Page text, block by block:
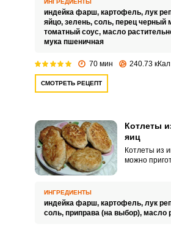
мясо
ИНГРЕДИЕНТЫ
индейка фарш, картофель, лук
яйцо, зелень, соль, перец черный
томатный соус, масло
мука пшеничная
70 мин 240.73 кКал
СМОТРЕТЬ РЕЦЕПТ
Котлеты
яиц
Котлеты из
можно
котлет из
количества
добавим в
ИНГРЕДИЕНТЫ
индейка фарш, картофель, лук
соль, приправа (на выбор), масло